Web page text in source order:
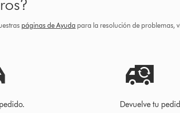
páginas de Ayuda para la resolución de problemas,
Devuelve tu